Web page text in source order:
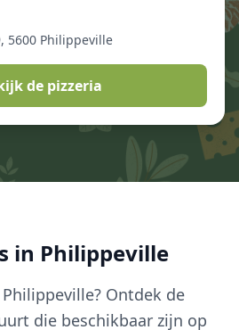
, 5600 Philippeville
de pizzeria
in Philippeville
Ontdek de
die beschikbaar zijn op